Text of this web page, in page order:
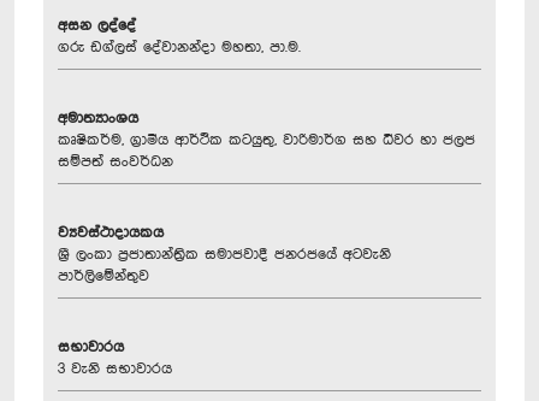
අසන ලද්දේ
ගරු ඩග්ලස් දේවානන්දා මහතා, පා.ම.
අමාත්‍යාංශය
කෘෂිකර්ම, ග්‍රාමීය ආර්ථික කටයුතු, වාරිමාර්ග සහ ධීවර හා ජලජ
සම්පත් සංවර්ධන
ව්‍යවස්ථාදායකය
ශ්‍රී ලංකා ප්‍රජාතාන්ත්‍රික සමාජවාදී ජනරජයේ අටවැනි
පාර්ලිමේන්තුව
සභාවාරය
3 වැනි සභාවාරය